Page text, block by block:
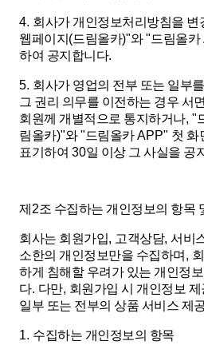
4. 회사가 개인정보처리방침을
웹페이지 (드림올카)"와"드림올카
하여 공지합니다.
5. 회사가 영업의 전부 또는 일부
그 권리 의무를 이전하는 경우 서면
회원께 개별적으로 통지하거나, "
림올카)"와"드림올카APP" 첫 화
표기하여 30일 이상 그 사실을 공
제 2조 수집하는 개인정보의 항목
회사는 회원가입, 고객상담,서비
소한의 개인정보만을 수집하며 ,
하게 침해할 우려가 있는 개인정
다. 다만, 회원가입 시 개인정보
일부 또는 전부의 상품 서비스 제
1. 수집하는 개인정보의 항목